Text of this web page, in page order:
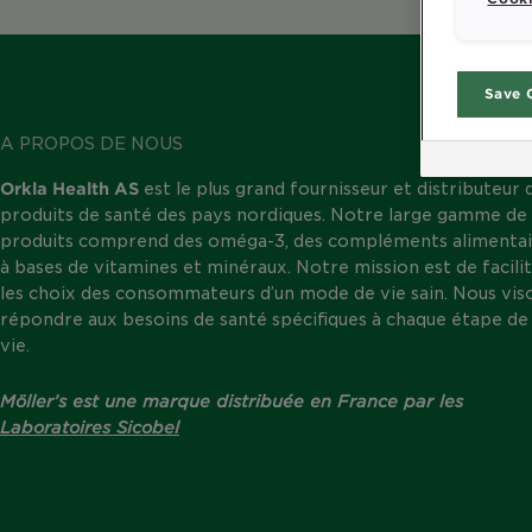
A PROPOS DE NOUS
Orkla Health AS est le plus grand fournisseur et distributeur
produits de santé des pays nordiques. Notre large gamme de
produits comprend des oméga-3, des compléments
à bases de vitamines et minéraux. Notre mission est de
les choix des consommateurs d’un mode de vie sain. Nous
répondre aux besoins de santé spécifiques à chaque étape de
vie.
Möller’s est une marque distribuée en France par les
Laboratoires Sicobel
Save